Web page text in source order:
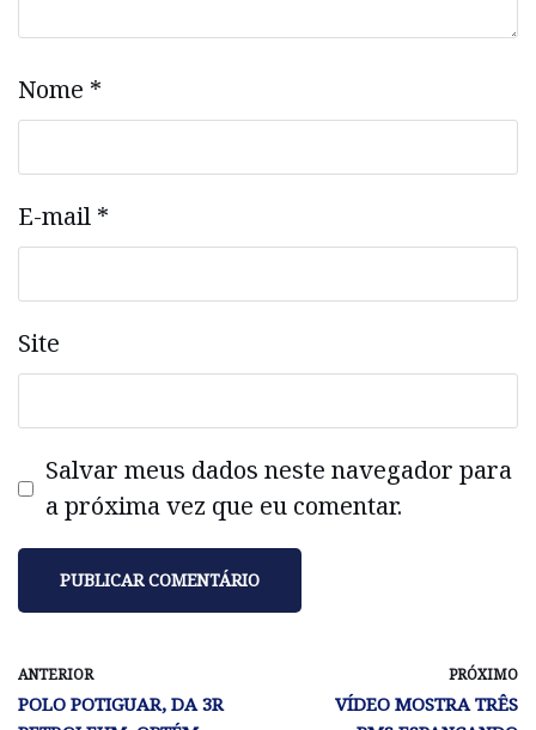
Nome *
E-mail *
Site
Salvar meus dados neste navegador para
a próxima vez que eu comentar.
ANTERIOR
POLO POTIGUAR, DA 3R
PRÓXIMO
VÍDEO MOSTRA TRÊS